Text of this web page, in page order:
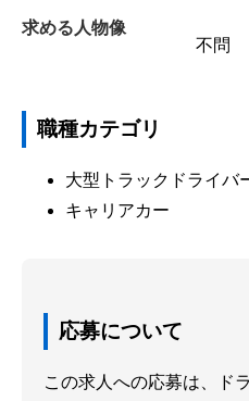
求める人物像
不問
職種カテゴリ
大型トラックドライバ
キャリアカー
応募について
この求人への応募は、ド